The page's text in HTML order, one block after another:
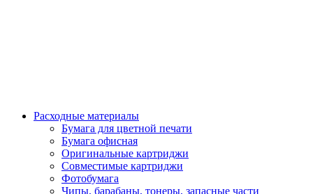
Расходные материалы
Бумага для цветной печати
Бумага офисная
Оригинальные картриджи
Совместимые картриджи
Фотобумага
Чипы, барабаны, тонеры, запасные части